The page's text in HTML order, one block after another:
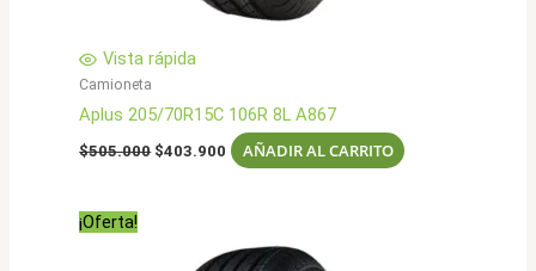
Vista rápida
Camioneta
Aplus 205/70R15C 106R 8L A867
$505.000 El
$403.900 El
precio
AÑADIR AL CARRITO
¡Oferta!